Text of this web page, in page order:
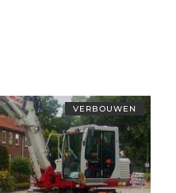
VERBOUWEN